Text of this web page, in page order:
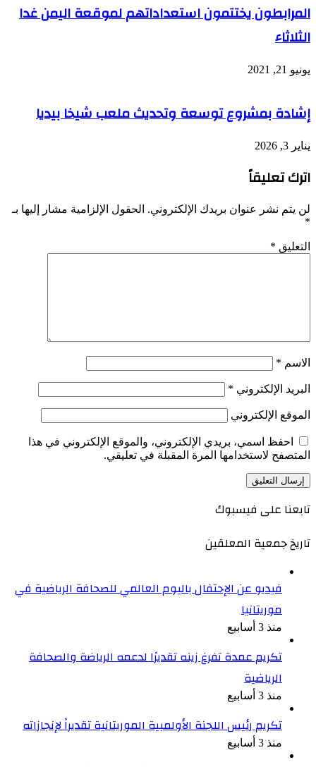
المرابطون يختتمون استعداداتهم لموقعة اليمن غدا
الثلاثاء
يونيو 21, 2021
إشادة بمشروع توسعة وتحديث ملعب شيخا بيديا
يناير 3, 2026
اترك تعليقاً
لن يتم نشر عنوان بريدك الإلكتروني. الحقول الإلزامية مشار إليها بـ
*
التعليق *
الاسم *
البريد الإلكتروني *
الموقع الإلكتروني
احفظ اسمي، بريدي الإلكتروني، والموقع الإلكتروني في هذا
المتصفح لاستخدامها المرة المقبلة في تعليقي.
تابعنا على فيسبوك
تاريخ جمعية المعلقين
فيديو عن الإحتفال باليوم العالمي للصحافة الرياضية في
موريتانيا
منذ 3 أسابيع
تكريم عمدة تفرغ زينه تقديرًا لدعمه الرياضة والصحافة
الرياضية
منذ 3 أسابيع
تكريم رئيس اللجنة الأولمبية الموريتانية تقديراً لإنجازاته
منذ 3 أسابيع